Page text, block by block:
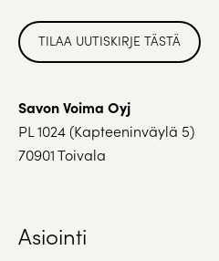
TILAA UUTISKIRJE TÄSTÄ
Savon Voima Oyj
PL 1024 (Kapteeninväylä 5)
70901 Toivala
Asiointi